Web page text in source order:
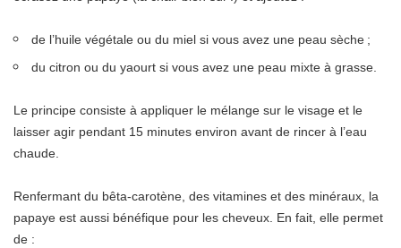
de l’huile végétale ou du miel si vous avez une peau sèche ;
du citron ou du yaourt si vous avez une peau mixte à grasse.
Le principe consiste à appliquer le mélange sur le visage et le
laisser agir pendant 15 minutes environ avant de rincer à l’eau
chaude.
Renfermant du bêta-carotène, des vitamines et des minéraux, la
papaye est aussi bénéfique pour les cheveux. En fait, elle permet
de :